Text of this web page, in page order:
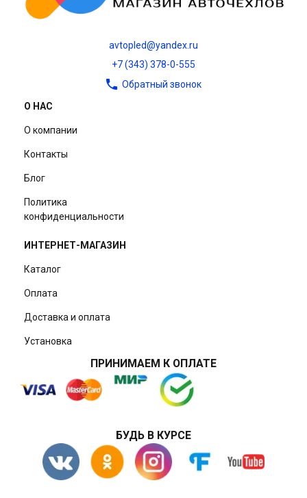
avtopled@yandex.ru
+7 (343) 378-0-555
Обратный звонок
О НАС
О компании
Контакты
Блог
Политика
конфиденциальности
ИНТЕРНЕТ-МАГАЗИН
Каталог
Оплата
Доставка и оплата
Установка
ПРИНИМАЕМ К ОПЛАТЕ
БУДЬ В КУРСЕ